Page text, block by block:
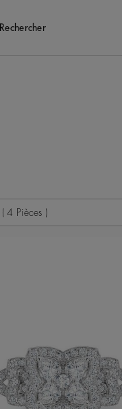
Rechercher
4 Pièces